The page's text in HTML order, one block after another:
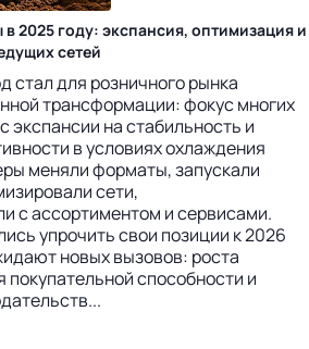
2025 году: экспансия, оптимизация и
сетей
стал для розничного рынка
трансформации: фокус многих
экспансии на стабильность и
в условиях охлаждения
меняли форматы, запускали
сети,
с ассортиментом и сервисами.
упрочить свои позиции к 2026
новых вызовов: роста
способности и